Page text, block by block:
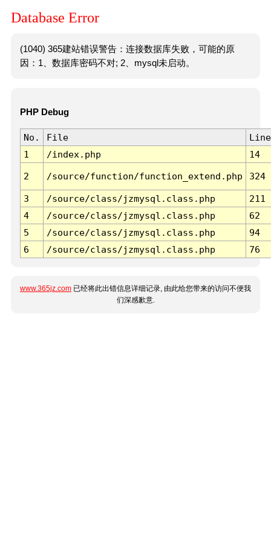
Database Error
(1040) 365建站错误警告：连接数据库失败，可能的原
因：1、数据库密码不对; 2、mysql未启动。
PHP Debug
No. File
Line
1
/index.php 14
2 /source/function/function_extend.php 324
3 /source/class/jzmysql.class.php
211
4
/source/class/jzmysql.class.php
62
5
/source/class/jzmysql.class.php
94
6
/source/class/jzmysql.class.php 76
www.365jz.com 已经将此出错信息详细记录, 由此给您带来的访问不便我
们深感歉意.